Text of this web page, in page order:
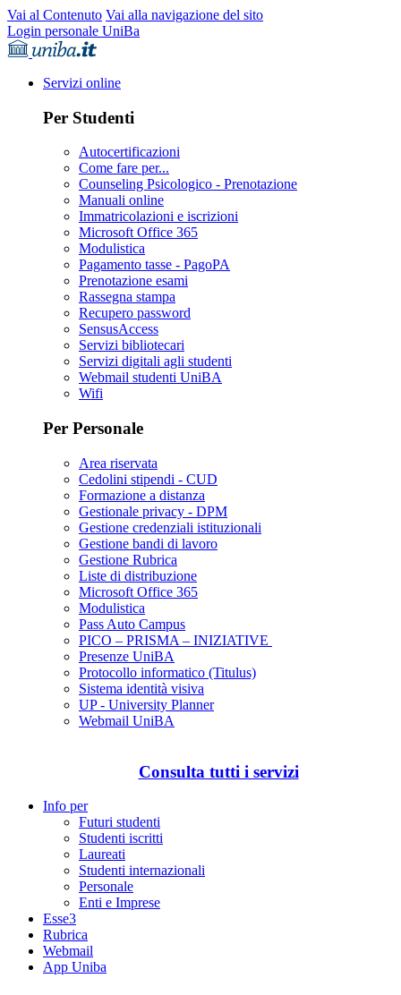
Vai al Contenuto Vai alla navigazione del sito
Login personale UniBa
Servizi online
Per Studenti
Autocertificazioni
Come fare per...
Counseling Psicologico - Prenotazione
Manuali online
Immatricolazioni e iscrizioni
Microsoft Office 365
Modulistica
Pagamento tasse - PagoPA
Prenotazione esami
Rassegna stampa
Recupero password
SensusAccess
Servizi bibliotecari
Servizi digitali agli studenti
Webmail studenti UniBA
Wifi
Per Personale
Area riservata
Cedolini stipendi - CUD
Formazione a distanza
Gestionale privacy - DPM
Gestione credenziali istituzionali
Gestione bandi di lavoro
Gestione Rubrica
Liste di distribuzione
Microsoft Office 365
Modulistica
Pass Auto Campus
PICO – PRISMA – INIZIATIVE
Presenze UniBA
Protocollo informatico (Titulus)
Sistema identità visiva
UP - University Planner
Webmail UniBA
Consulta tutti i servizi
Info per
Futuri studenti
Studenti iscritti
Laureati
Studenti internazionali
Personale
Enti e Imprese
Esse3
Rubrica
Webmail
App Uniba